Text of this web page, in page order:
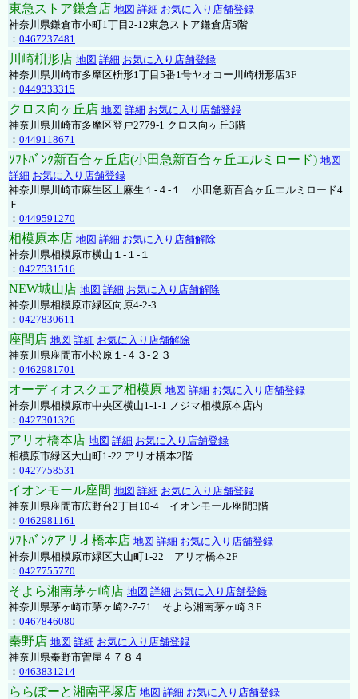
東急ストア鎌倉店 地図 詳細 お気に入り店舗登録
神奈川県鎌倉市小町1丁目2-12東急ストア鎌倉店5階
： 0467237481
川崎枡形店 地図 詳細 お気に入り店舗登録
神奈川県川崎市多摩区枡形1丁目5番1号ヤオコー川崎枡形店3F
： 0449333315
クロス向ヶ丘店 地図 詳細 お気に入り店舗登録
神奈川県川崎市多摩区登戸2779-1 クロス向ヶ丘3階
： 0449118671
ｿﾌﾄﾊﾞﾝｸ新百合ヶ丘店(小田急新百合ヶ丘エルミロード) 地図
詳細 お気に入り店舗登録
神奈川県川崎市麻生区上麻生１-４-１ 小田急新百合ヶ丘エルミロード4
Ｆ
： 0449591270
相模原本店 地図 詳細 お気に入り店舗解除
神奈川県相模原市横山１-１-１
： 0427531516
NEW城山店 地図 詳細 お気に入り店舗解除
神奈川県相模原市緑区向原4-2-3
： 0427830611
座間店 地図 詳細 お気に入り店舗解除
神奈川県座間市小松原１-４３-２３
： 0462981701
オーディオスクエア相模原 地図 詳細 お気に入り店舗登録
神奈川県相模原市中央区横山1-1-1 ノジマ相模原本店内
： 0427301326
アリオ橋本店 地図 詳細 お気に入り店舗登録
相模原市緑区大山町1-22 アリオ橋本2階
： 0427758531
イオンモール座間 地図 詳細 お気に入り店舗登録
神奈川県座間市広野台2丁目10-4 イオンモール座間3階
： 0462981161
ｿﾌﾄﾊﾞﾝｸアリオ橋本店 地図 詳細 お気に入り店舗登録
神奈川県相模原市緑区大山町1-22 アリオ橋本2F
： 0427755770
そよら湘南茅ヶ崎店 地図 詳細 お気に入り店舗登録
神奈川県茅ヶ崎市茅ヶ崎2‐7‐71 そよら湘南茅ヶ崎３F
： 0467846080
秦野店 地図 詳細 お気に入り店舗登録
神奈川県秦野市曽屋４７８４
： 0463831214
ららぽーと湘南平塚店 地図 詳細 お気に入り店舗登録